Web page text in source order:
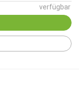
verfügbar